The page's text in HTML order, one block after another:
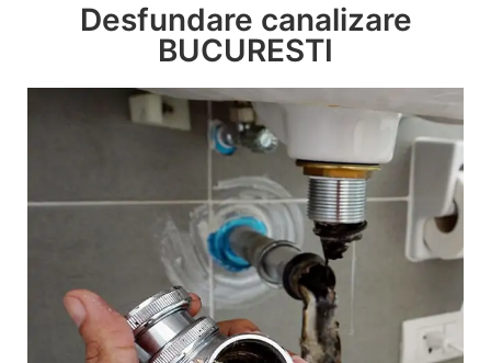
Desfundare canalizare
BUCURESTI